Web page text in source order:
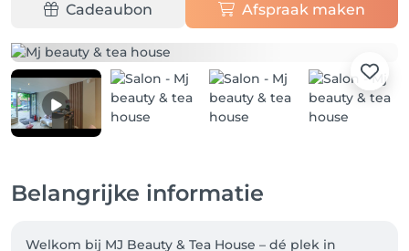
Cadeaubon Afspraak maken
Belangrijke informatie
Welkom bij MJ Beauty & Tea House – dé plek in